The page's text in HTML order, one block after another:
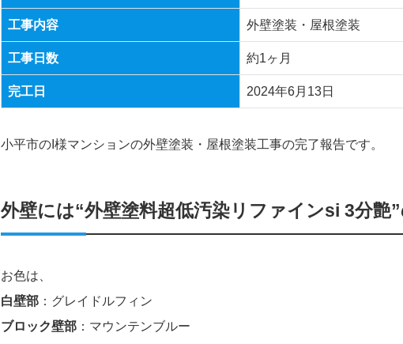
工事内容 外壁塗装・屋根塗装
工事日数 約1ヶ月
完工日 2024年6月13日
小平市のI様マンションの外壁塗装・屋根塗装工事の完了報告です。
外壁には“外壁塗料超低汚染リファインsi 3分艶
お色は、
白壁部 ：グレイドルフィン
ブロック壁部 ：マウンテンブルー